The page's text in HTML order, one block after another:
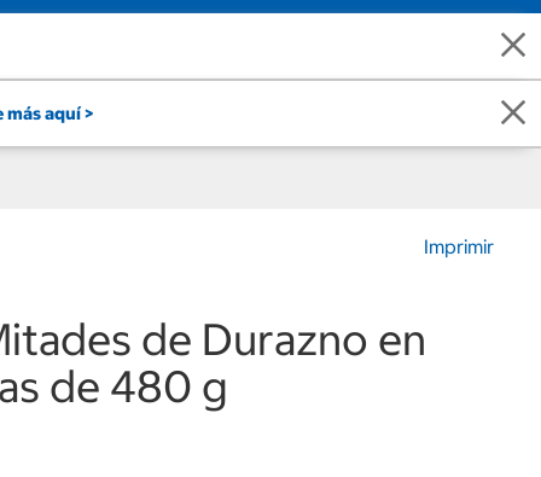
más aquí >
Imprimir
de Durazno en
de 480 g